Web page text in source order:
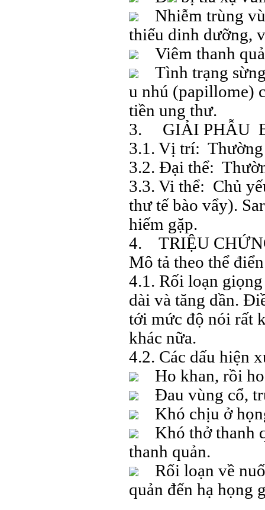
Nhiễm trùng
thiếu dinh dưỡng,
Viêm thanh
Tình trạng sừng
u nhú (papillome)
tiền ung thư.
3. GIẢI PHẪU
3.1. Vị trí: Thường
3.2. Đại thể:
3.3. Vi thể: Chủ
thư tế bào vẩy).
hiếm gặp.
4. TRIỆU
Mô tả theo thể
4.1. Rối loạn
dài và tăng dần.
tới mức độ nói rất
khác nữa.
4.2. Các dấu hiện
Ho khan, rồi ho
Đau vùng cổ,
Khó chịu ở
Khó thở thanh
thanh quản.
Rối loạn về
quản đến hạ họng